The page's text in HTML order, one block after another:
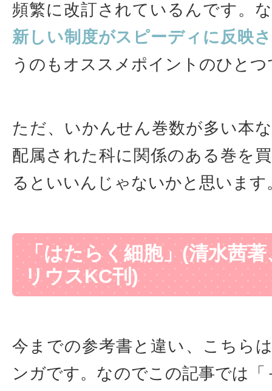
頻繁に改訂されているんです。
新しい制度がスピーディに反映
うのもオススメポイントのひと
ただ、いかんせん巻数が多い本
配属された科に関係のある巻を
るといいんじゃないかと思います
「はたらく細胞」(清水茜
リウスKC刊)
今までの参考書と違い、こちら
ンガです。なのでこの記事では「